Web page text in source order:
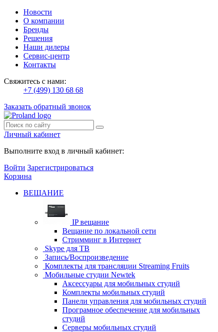
Новости
О компании
Бренды
Решения
Наши дилеры
Сервис-центр
Контакты
Свяжитесь с нами:
+7 (499) 130 68 68
Заказать обратный звонок
Личный кабинет
Выполните вход в личный кабинет:
Войти Зарегистрироваться
Корзина
ВЕЩАНИЕ
IP вещание
Вещание по локальной сети
Стримминг в Интернет
Skype для ТВ
Запись/Воспроизведение
Комплекты для трансляции Streaming Fruits
Мобильные студии Newtek
Аксессуары для мобильных студий
Комплекты мобильных студий
Панели управления для мобильных студий
Програмное обеспечение для мобильных
студий
Серверы мобильных студий